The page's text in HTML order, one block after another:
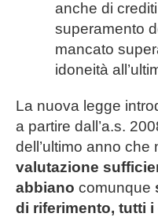
anche di
superamento
mancato
idoneità
La nuova legge
a partire dall’a.s.
dell’ultimo anno
valutazione
abbiano comunque
di riferimento, tutti